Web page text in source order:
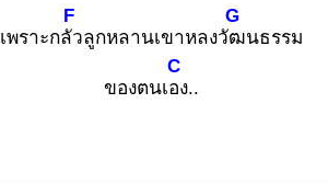
เพราะกลัว
F
ลูกหลานเขาหลงวัฒ
G
นธรรม
ของตนเอง
C
..